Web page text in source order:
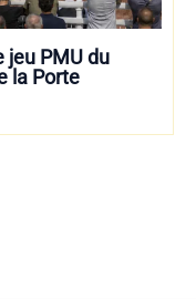
jeu PMU du
la Porte